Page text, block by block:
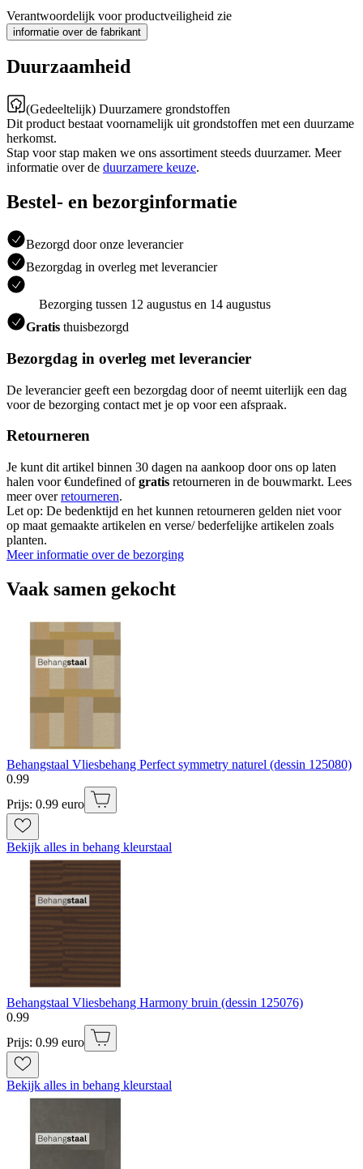
Verantwoordelijk voor productveiligheid zie
informatie over de fabrikant
Duurzaamheid
(Gedeeltelijk) Duurzamere grondstoffen
Dit product bestaat voornamelijk uit grondstoffen met een duurzame
herkomst.
Stap voor stap maken we ons assortiment steeds duurzamer. Meer
informatie over de duurzamere keuze.
Bestel- en bezorginformatie
Bezorgd door onze leverancier
Bezorgdag in overleg met leverancier
Bezorging tussen 12 augustus en 14 augustus
Gratis thuisbezorgd
Bezorgdag in overleg met leverancier
De leverancier geeft een bezorgdag door of neemt uiterlijk een dag
voor de bezorging contact met je op voor een afspraak.
Retourneren
Je kunt dit artikel binnen 30 dagen na aankoop door ons op laten
halen voor €undefined ofgratis retourneren in de bouwmarkt. Lees
meer overretourneren.
Let op: De bedenktijd en het kunnen retourneren gelden niet voor
op maat gemaakte artikelen en verse/ bederfelijke artikelen zoals
planten.
Meer informatie over de bezorging
Vaak samen gekocht
Behangstaal Vliesbehang Perfect symmetry naturel (dessin 125080)
0.99
Prijs: 0.99 euro
Bekijk alles in behang kleurstaal
Behangstaal Vliesbehang Harmony bruin (dessin 125076)
0.99
Prijs: 0.99 euro
Bekijk alles in behang kleurstaal